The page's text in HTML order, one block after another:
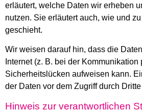
erläutert, welche Daten wir erheben
nutzen. Sie erläutert auch, wie und
geschieht.
Wir weisen darauf hin, dass die
Internet (z. B. bei der Kommunikation
Sicherheitslücken aufweisen kann.
der Daten vor dem Zugriff durch
Hinweis zur verantwortlichen